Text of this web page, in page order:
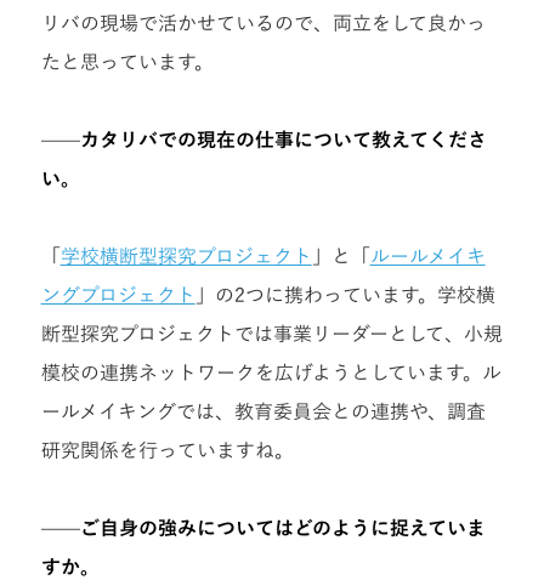
リバの現場で活かせているので、両立をして良かっ
たと思っています。
——カタリバでの現在の仕事について教えてくださ
い。
学校横断型探究プロジェクト 」と「
ルールメイキ
ングプロジェクト
」の2つに携わっています。学校横
断型探究プロジェクトでは事業リーダーとして、小規
模校の連携ネットワークを広げようとしています。ル
ールメイキングでは、教育委員会との連携や、調査
研究関係を行っていますね。
——ご自身の強みについてはどのように捉えていま
すか。